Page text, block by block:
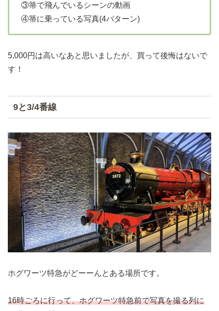
③箒で飛んでいるシーンの動画
④箒に乗っている写真(4パターン)
5,000円は高いなあと思いましたが、買って後悔はないで
す！
9と3/4番線
ホグワーツ特急がどーーんとある場所です。
16時ごろに行って、ホグワーツ特急前で写真を撮る列に